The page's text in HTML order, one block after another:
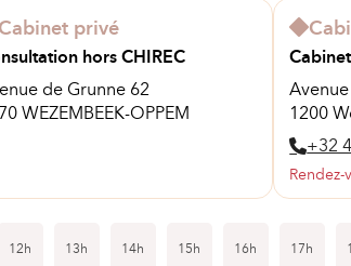
privé
hors CHIREC
de Grunne 62
WEZEMBEEK-OPPEM
1200
+32
12h 13h 14h 15h 16h 17h